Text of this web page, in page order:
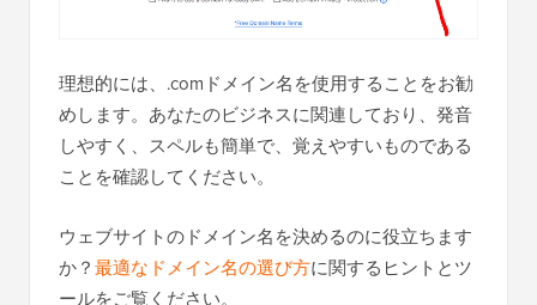
理想的には、.comドメイン名を使用することをお勧
めします。あなたのビジネスに関連しており、発音
しやすく、スペルも簡単で、覚えやすいものである
ことを確認してください。
ウェブサイトのドメイン名を決めるのに役立ちます
か？最適なドメイン名の選び方に関するヒントとツ
ールをご覧ください。